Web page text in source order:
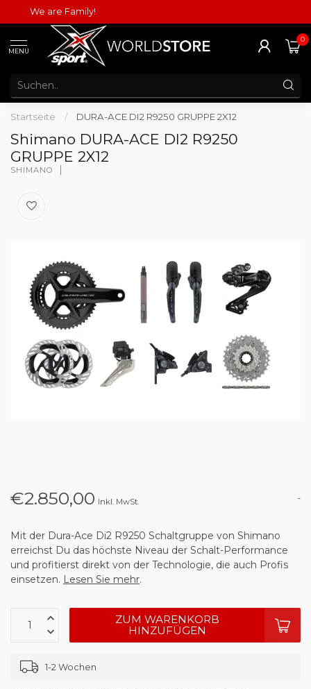
We are Family!
MENU
0
Startseite / DURA-ACE DI2 R9250 GRUPPE 2X12
Shimano DURA-ACE DI2 R9250
GRUPPE 2X12
SHIMANO
€2.850,00 Inkl. MwSt. -
Mit der Dura-Ace Di2 R9250 Schaltgruppe von Shimano
erreichst Du das höchste Niveau der Schalt-Performance
und profitierst direkt von der Technologie, die auch Profis
einsetzen. Lesen Sie mehr.
ZUM WARENKORB
HINZUFÜGEN
1-2 Wochen